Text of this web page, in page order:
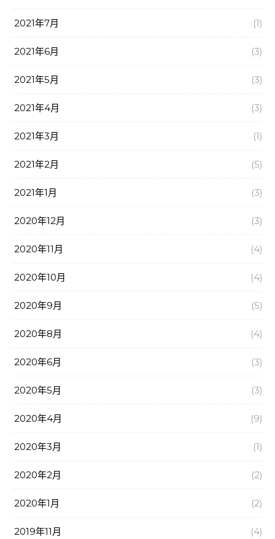
2021年7月 (1)
2021年6月 (3)
2021年5月 (3)
2021年4月 (3)
2021年3月 (1)
2021年2月 (5)
2021年1月 (3)
2020年12月 (3)
2020年11月 (4)
2020年10月 (4)
2020年9月 (5)
2020年8月 (4)
2020年6月 (3)
2020年5月 (3)
2020年4月 (9)
2020年3月 (1)
2020年2月 (2)
2020年1月 (2)
2019年11月 (4)